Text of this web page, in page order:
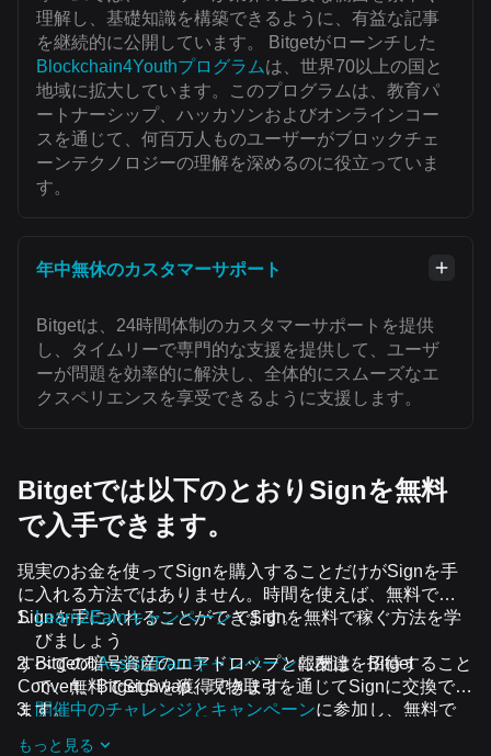
理解し、基礎知識を構築できるように、有益な記事
を継続的に公開しています。 Bitgetがローンチした
Blockchain4Youthプログラムは、世界70以上の国と
地域に拡大しています。このプログラムは、教育パ
ートナーシップ、ハッカソンおよびオンラインコー
スを通じて、何百万人ものユーザーがブロックチェ
ーンテクノロジーの理解を深めるのに役立っていま
す。
年中無休のカスタマーサポート
Bitgetは、24時間体制のカスタマーサポートを提供
し、タイムリーで専門的な支援を提供して、ユーザ
ーが問題を効率的に解決し、全体的にスムーズなエ
クスペリエンスを享受できるように支援します。
Bitgetでは以下のとおりSignを無料
で入手できます。
現実のお金を使ってSignを購入することだけがSignを手
に入れる方法ではありません。時間を使えば、無料で
Signを手に入れることができます。
Learn2EarnキャンペーンでSignを無料で稼ぐ方法を学
びましょう
BitgetのAssist2Earnキャンペーンに友達を招待すること
で、無料でSignを獲得できます。
開催中のチャレンジとキャンペーンに参加し、無料で
すべての暗号資産のエアドロップと報酬は、Bitget
Convert、Bitget Swap、現物取引を通じてSignに交換でき
ます。
もっと見る